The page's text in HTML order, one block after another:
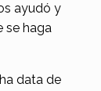
ayudó y
se haga
data de